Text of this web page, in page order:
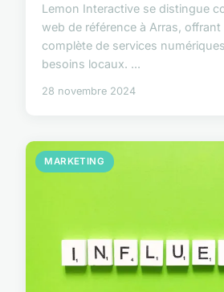
Lemon Interactive se distingue
web de référence à Arras,
complète de services
besoins locaux. ...
28 novembre 2024
MARKETING